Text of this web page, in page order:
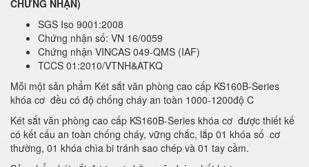
CHỨNG NHẬN)
SGS Iso 9001:2008
Chứng nhận số: VN 16/0059
Chứng nhận VINCAS 049-QMS (IAF)
TCCS 01:2010/VTNH&ATKQ
Mỗi một sản phẩm Két sắt văn phòng cao cấp KS160B-Series
khóa cơ đều có độ chống cháy an toàn 1000-1200độ C
Két sắt văn phòng cao cấp KS160B-Series khóa cơ được thiết kế
có kết cấu an toàn chống cháy, vững chắc, lắp 01 khóa số cơ
thường, 01 khóa chìa bi tránh sao chép và 01 tay cầm.